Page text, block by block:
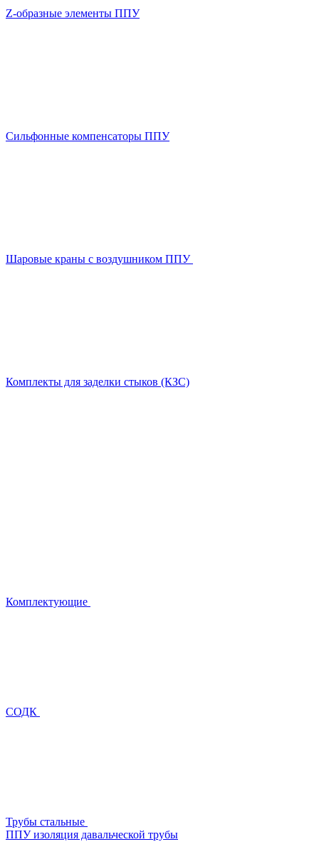
Z-образные элементы ППУ
Сильфонные компенсаторы ППУ
Шаровые краны с воздушником ППУ
Комплекты для заделки стыков (КЗС)
Комплектующие
СОДК
Трубы стальные
ППУ изоляция давальческой трубы